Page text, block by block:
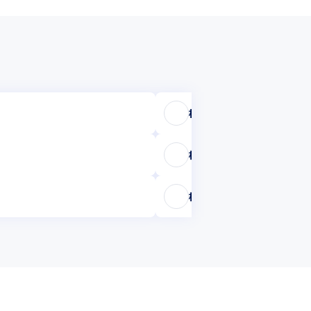
株式会社ベータシステム
株式会社ベリアント
株式会社エムシーエス